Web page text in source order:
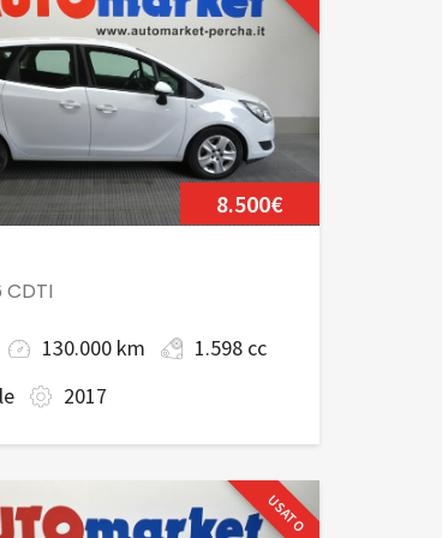
8.500€
CDTI
130.000 km
1.598 cc
2017
USATO